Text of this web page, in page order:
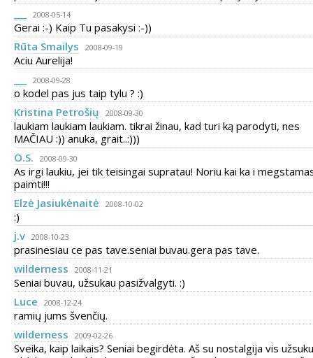
2008-05-14
Gerai :-) Kaip Tu pasakysi :-))
Rūta Smailys
2008-09-19
Aciu Aurelija!
2008-09-28
o kodel pas jus taip tylu ? :)
Kristina Petrošių
2008-09-30
laukiam laukiam laukiam. tikrai žinau, kad turi ką parodyti, nes
MAČIAU :)) anuka, grait..:)))
O.S.
2008-09-30
As irgi laukiu, jei tik teisingai supratau! Noriu kai ka i
paimti!!!
Elzė Jasiukėnaitė
2008-10-02
:)
j.v 2008-10-23
prasinesiau ce pas tave.seniai buvau.gera pas tave.
wilderness
2008-11-21
Seniai buvau, užsukau pasižvalgyti. :)
Luce
2008-12-24
ramių jums švenčių.
wilderness
2009-02-26
Sveika, kaip laikais? Seniai begirdėta. Aš su nostalgija vis užsuku